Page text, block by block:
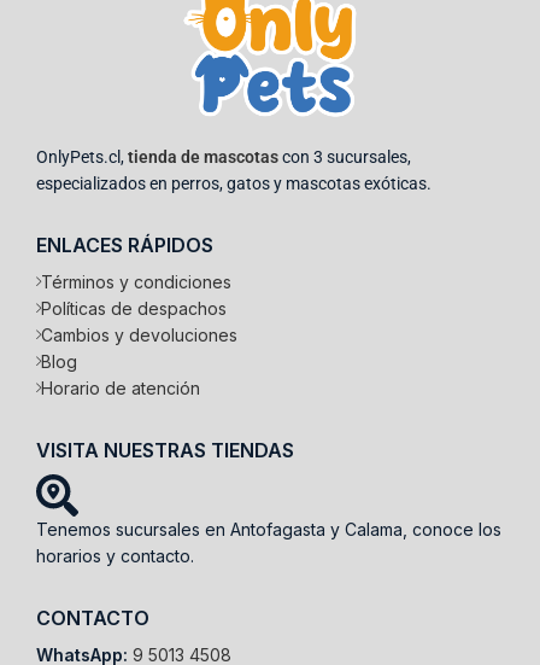
OnlyPets.cl,tienda de mascotascon 3 sucursales,
especializados en perros, gatos y mascotas exóticas.
ENLACES RÁPIDOS
Términos y condiciones
Políticas de despachos
Cambios y devoluciones
Blog
Horario de atención
VISITA NUESTRAS TIENDAS
Tenemos sucursales en Antofagasta y Calama, conoce los
horarios y contacto.
CONTACTO
WhatsApp: 9 5013 4508